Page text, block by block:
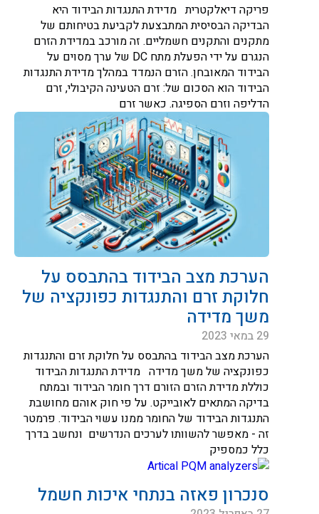
פריקה דיאלקטרית מדידת התנגדות הבידוד היא
הבדיקה הבסיסית המתבצעת לקביעת בטיחותם של
מתקנים והתקנים חשמליים. זה מורכב במדידת הזרם
הנגרם על ידי הפעלת מתח DC של ערך מסוים על
הבידוד המאובחן. הזרם הנמדד במהלך מדידת התנגדות
הבידוד הוא הסכום של: זרם הטעינה הקיבולי, זרם
הדליפה וזרם הספיגה. כאשר זרם
הערכת מצב הבידוד בהתבסס על
חלוקת זרם והתנגדות כפונקציה של
משך מדידה
29 במאי 2023
הערכת מצב הבידוד בהתבסס על חלוקת זרם והתנגדות
כפונקציה של משך מדידה מדידת התנגדות הבידוד
כוללת מדידת הזרם הזורם דרך חומר הבידוד ובמתח
בדיקה המתאים לאובייקט. על פי חוק אוהם מחושבת
התנגדות הבידוד של החומר ממנו עשוי הבידוד. פרמטר
זה - מאפשר להשוותו לערכים הנדרשים ונחשב בדרך
כלל כמספיק
סנכרון פאזה בנתחי איכות חשמל